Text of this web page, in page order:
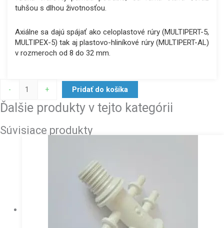
tuhšou s dlhou životnosťou.
Axiálne sa dajú spájať ako celoplastové rúry (MULTIPERT-5,
MULTIPEX-5) tak aj plastovo-hliníkové rúry (MULTIPERT-AL)
v rozmeroch od 8 do 32 mm.
- + Pridať do košíka
Ďalšie produkty v tejto kategórii
Súvisiace produkty